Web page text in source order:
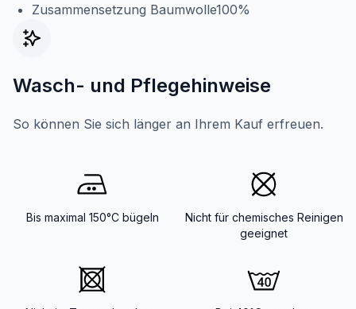
Zusammensetzung Baumwolle100%
Wasch- und Pflegehinweise
So können Sie sich länger an Ihrem Kauf erfreuen.
Bis maximal 150°C bügeln
Nicht für chemisches Reinigen
geeignet